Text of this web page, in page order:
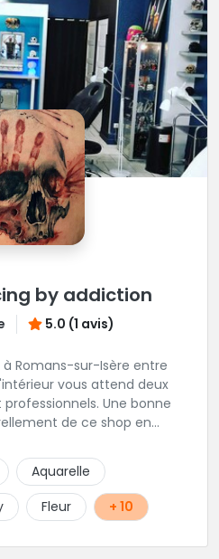
by addiction
5.0 (1 avis)
Romans-sur-Isère entre
vous attend deux
Une bonne
de ce shop en
Aquarelle
Fleur + 10